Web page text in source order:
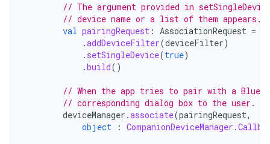
// The argument provided in
// device name or a list of them appears.
val pairingRequest : AssociationRequest =
.addDeviceFilter(deviceFilter)
. setSingleDevice(true)
.build()
// When the app tries to pair with a
// corresponding dialog box to the user.
deviceManager .associate(pairingRequest,
object
: CompanionDeviceManager .